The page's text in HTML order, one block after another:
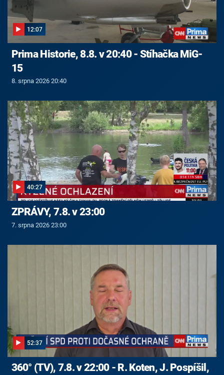
12:07
Prima Historie, 8.8. v 20:40 - Stíhačka MiG-
15
8. srpna 2026 20:40
40:27
ZPRÁVY, 7.8. v 23:00
7. srpna 2026 23:00
52:37
360° (TV), 7.8. v 22:00 - R. Koten, J. Pospíšil,